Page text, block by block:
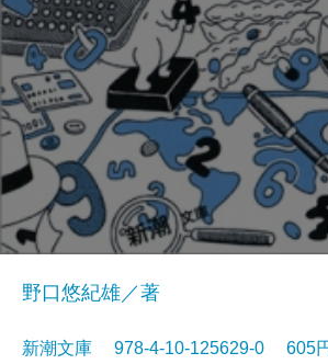
野口悠紀雄／著
新潮文庫 978-4-10-125629-0 605